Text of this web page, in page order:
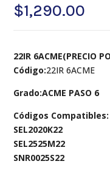
$1,290.00
22IR 6ACME(PRECIO
Código:22IR 6ACME
Grado:ACME PASO 6
Códigos Compatibles:
SEL2020K22
SEL2525M22
SNR0025S22